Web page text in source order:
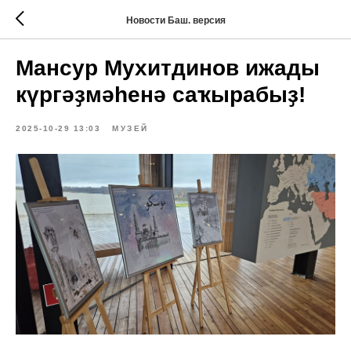
Новости Баш. версия
Мансур Мухитдинов ижады
күргәҙмәһенә саҡырабыҙ!
2025-10-29 13:03 МУЗЕЙ